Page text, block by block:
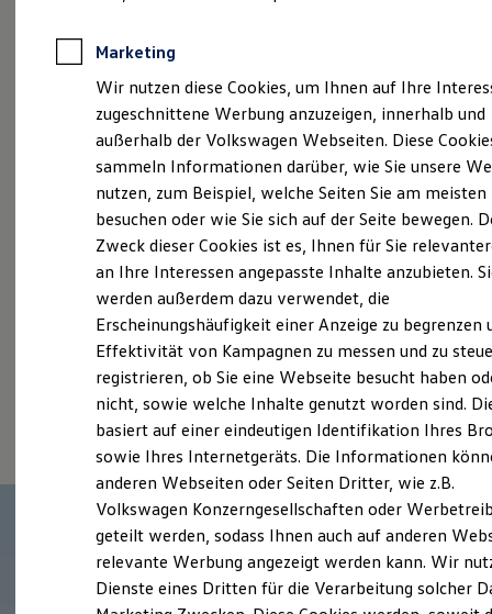
Anpfiff zum Gewinn
Elektroautos
ID. Tutorials
Elektrofahrzeugkonzepte
Reichweite
Reichweite der ID. Modelle
Reichweite im Winter
Laden
Laden unterwegs
Laden Zuhause
Ladezeitensimulator
Batterie
Sicherheit
Garantie und Lebensdauer
Nachhaltigkeit
Technologie
Kosten und Kauf
Verbrauchskosten
Kaufoptionen
E-Auto-Förderung
Software und Konnektivität
Die ID. Software 6
ID. Software Versionen und Updates
Digitale Extras
Schnittstellen zu Ihrem ID.
Probefahrt vereinbaren
Fahrzeugangebot anfordern
Serviceanfrage stellen
Marketing
Wir nutzen diese Cookies, um Ihnen auf Ihre
zugeschnittene Werbung anzuzeigen, innerhalb und
außerhalb der Volkswagen Webseiten. Diese
sammeln Informationen darüber, wie Sie unsere
nutzen, zum Beispiel, welche Seiten Sie am meisten
besuchen oder wie Sie sich auf der Seite bewegen.
Zweck dieser Cookies ist es, Ihnen für Sie
an Ihre Interessen angepasste Inhalte anzubieten.
werden außerdem dazu verwendet, die
Erscheinungshäufigkeit einer Anzeige zu begrenzen
Effektivität von Kampagnen zu messen und zu
registrieren, ob Sie eine Webseite besucht haben
nicht, sowie welche Inhalte genutzt worden sind.
basiert auf einer eindeutigen Identifikation Ihres
sowie Ihres Internetgeräts. Die Informationen
anderen Webseiten oder Seiten Dritter, wie z.B.
Volkswagen Konzerngesellschaften oder
geteilt werden, sodass Ihnen auch auf anderen
relevante Werbung angezeigt werden kann. Wir
Dienste eines Dritten für die Verarbeitung solcher